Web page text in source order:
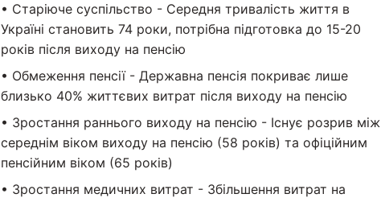
• Старіюче суспільство - Середня тривалість життя в
Україні становить 74 роки, потрібна підготовка до 15-20
років після виходу на пенсію
• Обмеження пенсії - Державна пенсія покриває лише
близько 40% життєвих витрат після виходу на пенсію
• Зростання раннього виходу на пенсію - Існує розрив між
середнім віком виходу на пенсію (58 років) та офіційним
пенсійним віком (65 років)
• Зростання медичних витрат - Збільшення витрат на